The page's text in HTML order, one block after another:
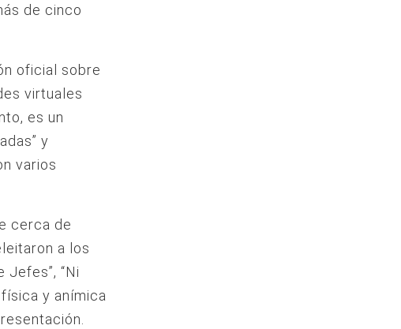
de cinco
oficial sobre
virtuales
es un
y
varios
cerca de
a los
“Ni
y anímica